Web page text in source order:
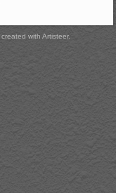
created with Artisteer.